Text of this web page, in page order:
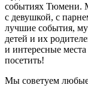
событиях Тюмени.
с девушкой, с
лучшие события,
детей и их
и интересные
посетить!
Мы советуем